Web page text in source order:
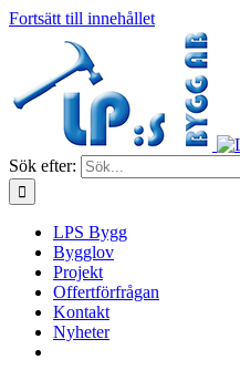
Fortsätt till innehållet
Sök efter:
LPS Bygg
Bygglov
Projekt
Offertförfrågan
Kontakt
Nyheter